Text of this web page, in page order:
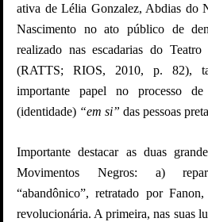
ativa de Lélia Gonzalez, Abdias do
Nascimento no ato público de
realizado nas escadarias do
(RATTS; RIOS, 2010, p. 82),
importante papel no processo
(identidade) “em si” das pessoas
Importante destacar as duas
Movimentos Negros: a)
“abandônico”, retratado por
revolucionária. A primeira, nas suas